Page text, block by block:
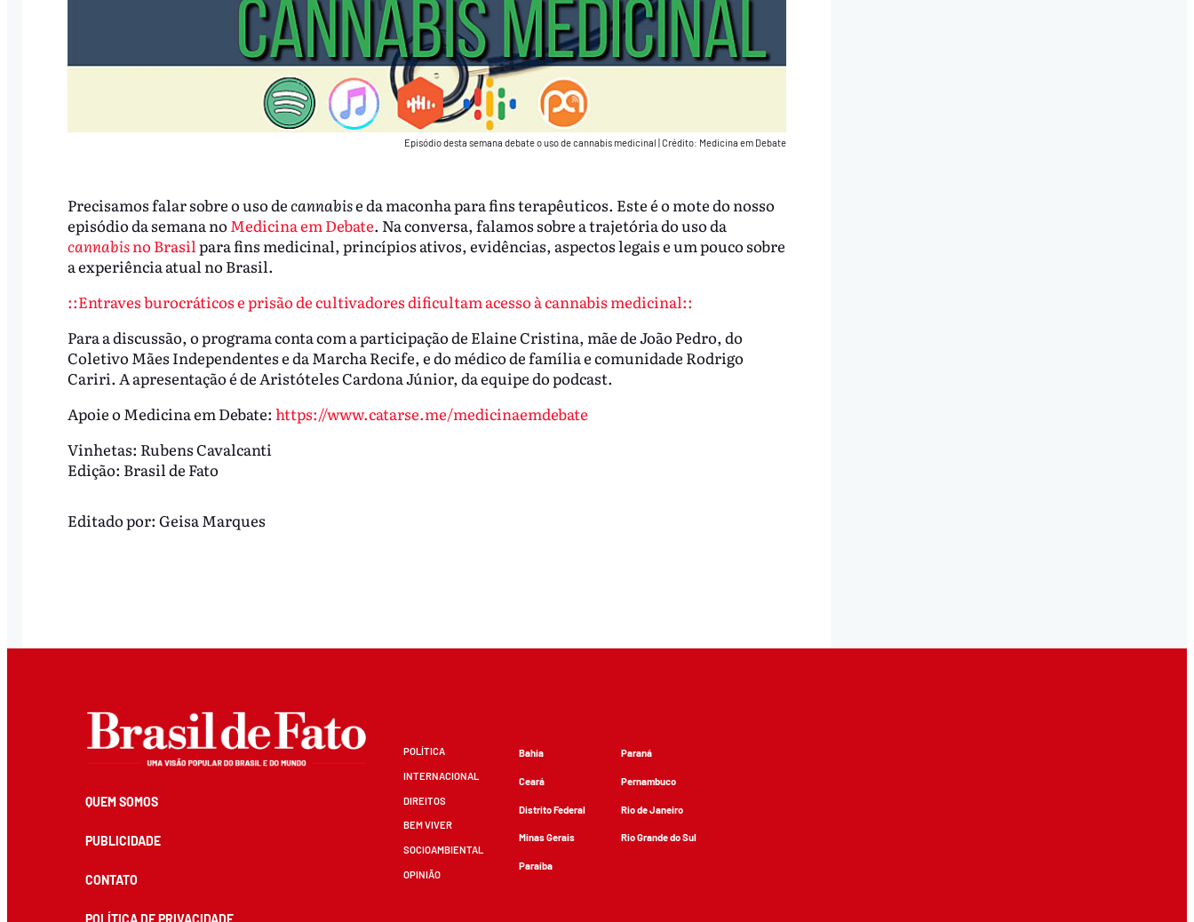
Episódio desta semana debate o uso de cannabis medicinal |Crédito: Medicina em Debate
Precisamos falar sobre o uso decannabise da maconha para fins terapêuticos. Este é o mote do nosso
episódio da semana no Medicina em Debate. Na conversa, falamos sobre a trajetória do uso da
cannabisno Brasilpara fins medicinal, princípios ativos, evidências, aspectos legais e um pouco sobre
a experiência atual no Brasil.
::Entraves burocráticos e prisão de cultivadores dificultam acesso à cannabis medicinal::
Para a discussão, o programa conta com a participação de Elaine Cristina, mãe de João Pedro, do
Coletivo Mães Independentes e da Marcha Recife, e do médico de família e comunidade Rodrigo
Cariri. A apresentação é de Aristóteles Cardona Júnior, da equipe do podcast.
Apoie o Medicina em Debate: https://www.catarse.me/medicinaemdebate
Vinhetas: Rubens Cavalcanti
Edição: Brasil de Fato
Editado por: Geisa Marques
QUEM SOMOS
PUBLICIDADE
CONTATO
POLÍTICA
INTERNACIONAL
DIREITOS
BEM VIVER
SOCIOAMBIENTAL
OPINIÃO
Bahia
Ceará
Distrito Federal
Minas Gerais
Paraíba
Paraná
Pernambuco
Rio de Janeiro
Rio Grande do Sul